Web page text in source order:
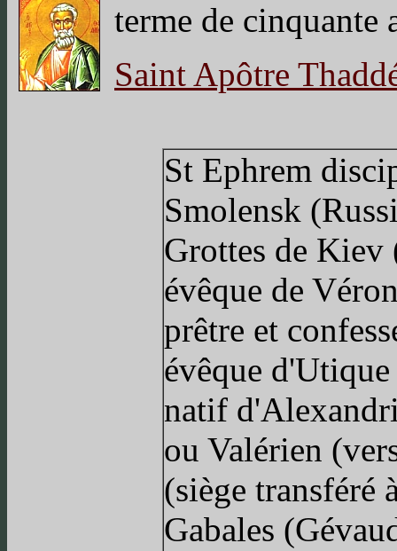
terme de cinquante
Saint Apôtre
St Ephrem
Smolensk
Grottes de Kiev
évêque de
prêtre et
évêque
natif
ou Valérien
(siège transféré
Gabales